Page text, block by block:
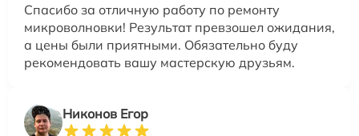
Спасибо за отличную работу по ремонту
микроволновки! Результат превзошел ожидания,
а цены были приятными. Обязательно буду
рекомендовать вашу мастерскую друзьям.
Никонов Егор